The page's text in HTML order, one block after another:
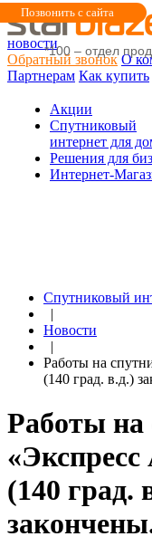
Позвонить с сайта
*100 – отдел
новости
Обратный звонок О
Партнерам Как купить
Акции
Cпутниковый
интернет для
Решения для
Интернет-
Спутниковый
|
Новости
|
Работы на
(140 град. в.д.)
Работы на
(140 град.